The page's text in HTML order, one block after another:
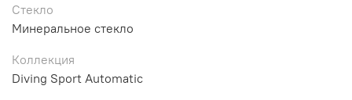
Стекло
Минеральное стекло
Коллекция
Diving Sport Automatic